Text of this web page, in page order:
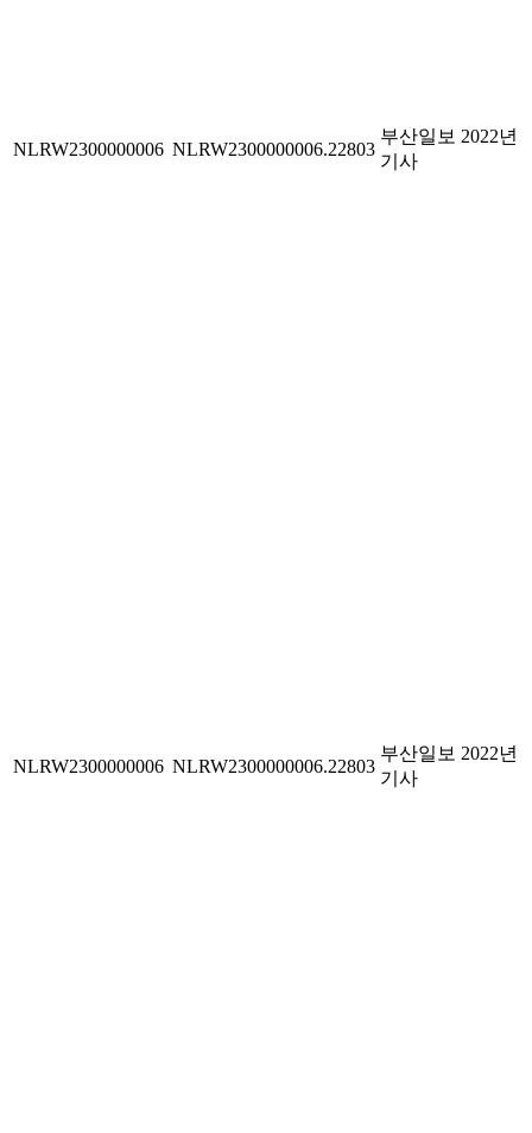
NLRW2300000006 NLRW2300000006.22803
부산일보 2022년
기사
NLRW2300000006 NLRW2300000006.22803
부산일보 2022년
기사